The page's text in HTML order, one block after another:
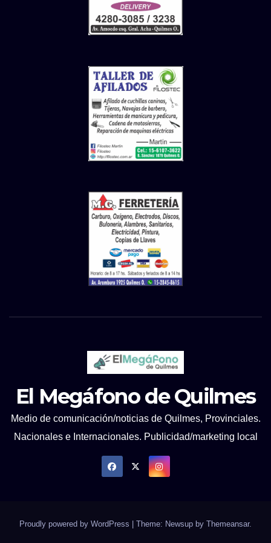
El Megáfono de Quilmes
Medio de comunicación/noticias de Quilmes, Provinciales.
Nacionales e Internacionales. Publicidad/marketing local
Proudly powered by WordPress Theme: Newsup by Themeansar.